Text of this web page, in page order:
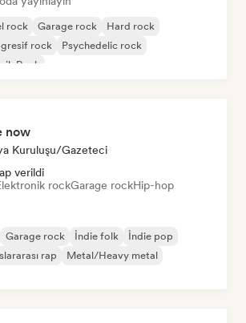
rock Garage rock
Hard rock
rock
Psychedelic rock
Rock
now
Kuruluşu/Gazeteci
verildi
rockGarage rockHip-hop
Garage rock İndie folk
İndie pop
rap
Metal/Heavy metal